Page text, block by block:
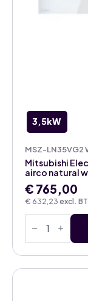
3,5kW
MSZ-LN35VG2
€ 632,23 excl.
Mitsubishi
airco natural
€ 765,00
Mitsubishi
Electric
MSZ-
LN35VG2
W